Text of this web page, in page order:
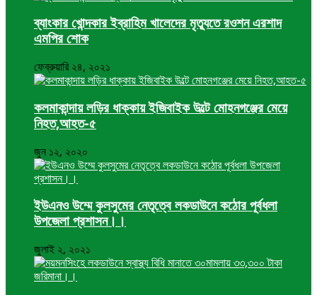
ব্যাংকার খোন্দকার ইব্রাহিম খালেদের মৃত্যুতে রওশন এরশাদ
এমপির শোক
ফেব্রুয়ারি ২৪, ২০২১
কলমাকান্দায় লড়ির ধাক্কায় ইজিবাইক উল্টে মোহনগঞ্জের মেয়ে
নিহত,আহত-৫
জুন ১২, ২০২০
ইউএনও উম্মে কুলসুমের নেতৃত্বে লকডাউনে কঠোর পূর্বধলা
উপজেলা প্রশাসন।।
জুলাই ২, ২০২১